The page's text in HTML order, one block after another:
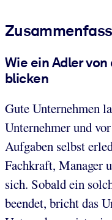
Wie ein Adler
blicken
Gute Unternehmen
Unternehmer und
Aufgaben selbst
Fachkraft, Manager
sich. Sobald ein
beendet, bricht das